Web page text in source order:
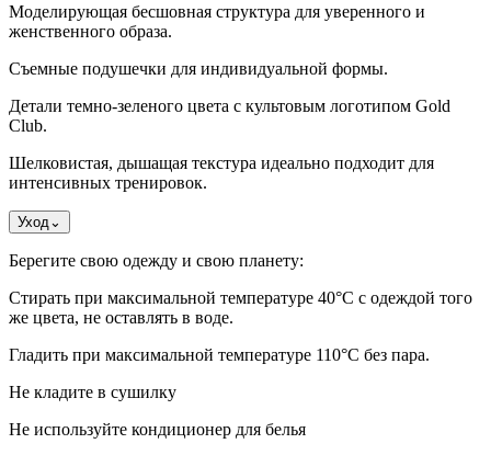
Моделирующая бесшовная структура для уверенного и
женственного образа.
Съемные подушечки для индивидуальной формы.
Детали темно-зеленого цвета с культовым логотипом Gold
Club.
Шелковистая, дышащая текстура идеально подходит для
интенсивных тренировок.
Уход ⌄
Берегите свою одежду и свою планету:
Стирать при максимальной температуре 40°C с одеждой того
же цвета, не оставлять в воде.
Гладить при максимальной температуре 110°С без пара.
Не кладите в сушилку
Не используйте кондиционер для белья